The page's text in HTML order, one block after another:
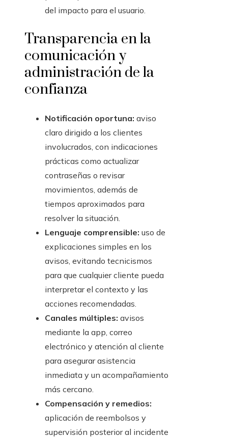
del impacto para el usuario.
Transparencia en la
comunicación y
administración de la
confianza
Notificación oportuna: aviso
claro dirigido a los clientes
involucrados, con indicaciones
prácticas como actualizar
contraseñas o revisar
movimientos, además de
tiempos aproximados para
resolver la situación.
Lenguaje comprensible: uso de
explicaciones simples en los
avisos, evitando tecnicismos
para que cualquier cliente pueda
interpretar el contexto y las
acciones recomendadas.
Canales múltiples: avisos
mediante la app, correo
electrónico y atención al cliente
para asegurar asistencia
inmediata y un acompañamiento
más cercano.
Compensación y remedios:
aplicación de reembolsos y
supervisión posterior al incidente